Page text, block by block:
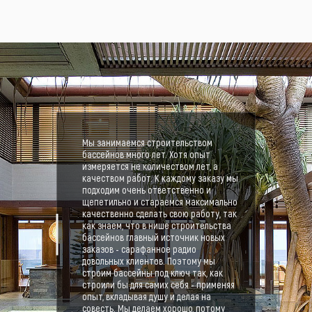
Развитая инфраструктура —
жилые комплексы, коттеджные
посёлки, коммерческие объекты
— формируют спрос на
разнообразные типы бассейнов:
сборные, каркасные,
монолитные или утепленные
зимние модели с системами
автоматической фильтрации,
подогрева и подсветки. Всё это
повышает энергоэффективность
и комфорт эксплуатации.
Почему выбирают именно наши
услуги? Мы предлагаем
конкурентоспособную цену,
гарантируем высокий уровень
Мы занимаемся строительством
бассейнов много лет. Хотя опыт
измеряется не количеством лет, а
качеством работ. К каждому заказу мы
подходим очень ответственно и
щепетильно и стараемся максимально
качественно сделать свою работу, так
как знаем, что в нише строительства
бассейнов главный источник новых
заказов - сарафанное радио
довольных клиентов. Поэтому мы
строим бассейны под ключ так, как
строили бы для самих себя - применяя
опыт, вкладывая душу и делая на
совесть. Мы делаем хорошо, потому